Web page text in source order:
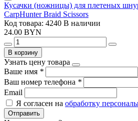
Кусачки (ножницы) для плетеных
CarpHunter Braid Scissors
Код товара: 4240 В наличии
24.00 BYN
В корзину
Узнать цену товара
Ваше имя *
Ваш номер телефона *
Email
Я согласен на обработку
Отправить